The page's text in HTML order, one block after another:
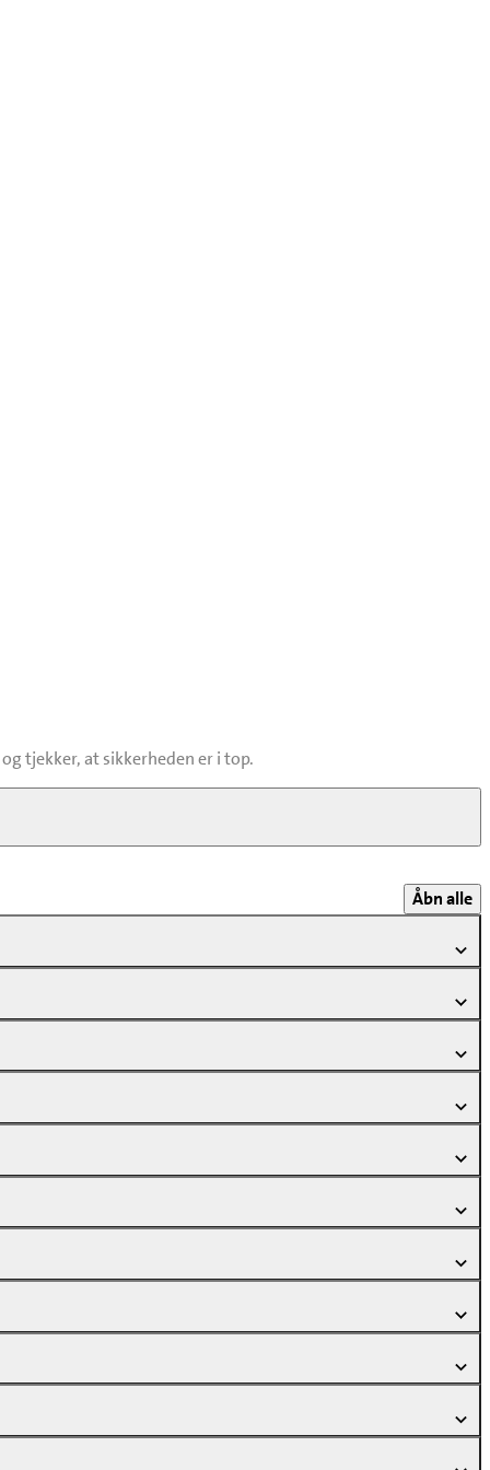
tjekker, at sikkerheden er i top.
at dit barn trygt kan lege og hygge sig i legeredskaberne.
Åbn alle